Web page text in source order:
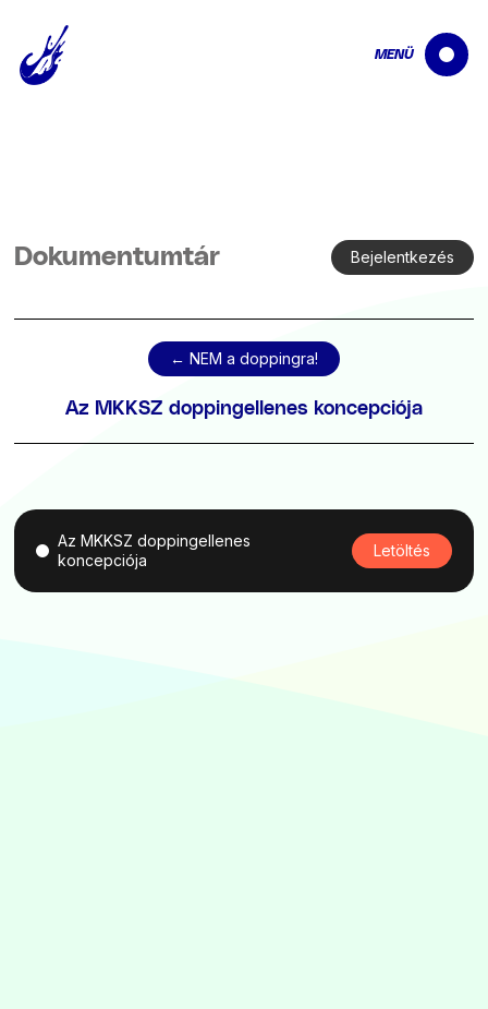
MENÜ
Dokumentumtár Bejelentkezés
← NEM a doppingra!
Az MKKSZ doppingellenes koncepciója
Az MKKSZ doppingellenes
koncepciója
Letöltés